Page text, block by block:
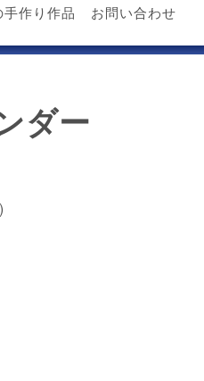
作り作品 お問い合わせ
ダー